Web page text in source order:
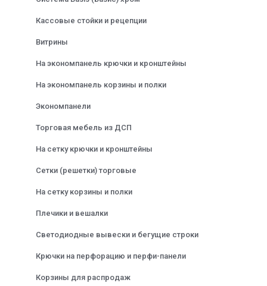
Кассовые стойки и рецепции
Витрины
На экономпанель крючки и кронштейны
На экономпанель корзины и полки
Экономпанели
Торговая мебель из ДСП
На сетку крючки и кронштейны
Сетки (решетки) торговые
На сетку корзины и полки
Плечики и вешалки
Светодиодные вывески и бегущие строки
Крючки на перфорацию и перфи-панели
Корзины для распродаж